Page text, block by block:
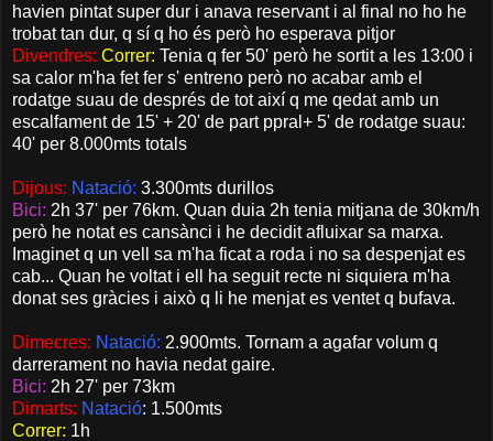
havien pintat super dur i anava reservant i al final no ho he
trobat tan dur, q sí q ho és però ho esperava pitjor
Divendres: Correr: Tenia q fer 50' però he sortit a les 13:00 i
sa calor m'ha fet fer s' entreno però no acabar amb el
rodatge suau de després de tot així q me qedat amb un
escalfament de 15' + 20' de part ppral+ 5' de rodatge suau:
40' per 8.000mts totals
Dijous: Natació: 3.300mts durillos
Bici: 2h 37' per 76km. Quan duia 2h tenia mitjana de 30km/h
però he notat es cansànci i he decidit afluixar sa marxa.
Imaginet q un vell sa m'ha ficat a roda i no sa despenjat es
cab... Quan he voltat i ell ha seguit recte ni siquiera m'ha
donat ses gràcies i això q li he menjat es ventet q bufava.
Dimecres: Natació: 2.900mts. Tornam a agafar volum q
darrerament no havia nedat gaire.
Bici: 2h 27' per 73km
Dimarts: Natació: 1.500mts
Correr: 1h